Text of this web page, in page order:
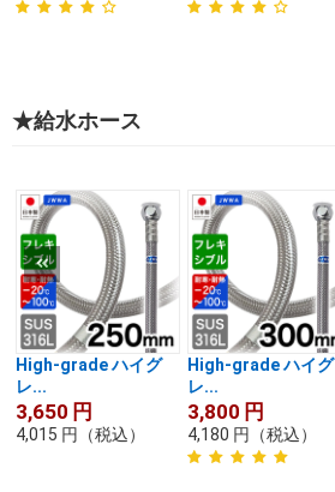
★給水ホース
High-grade ハイグ
レ...
3,650 円
4,015 円 （税込）
High-grade ハイグ
レ...
3,800 円
4,180 円 （税込）